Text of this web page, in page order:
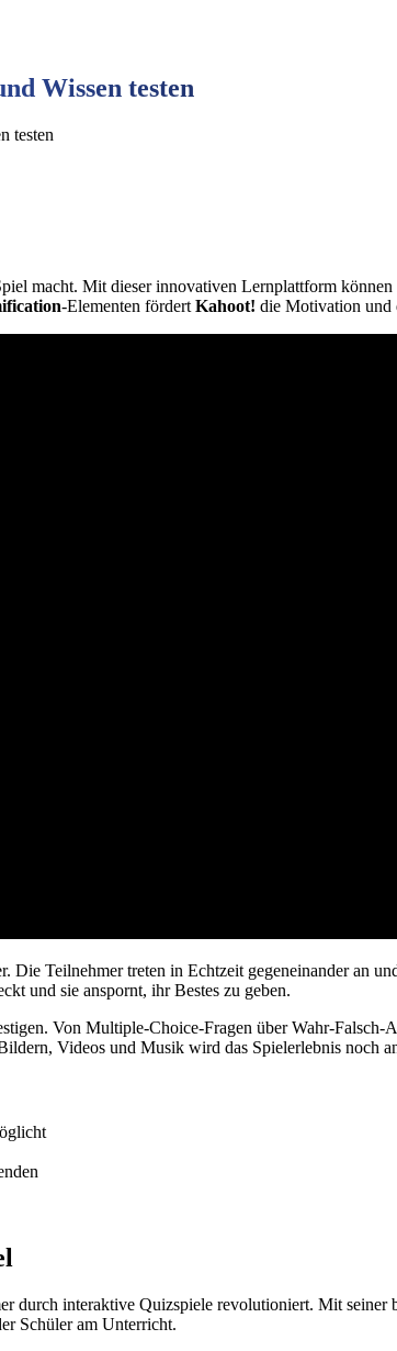
Wissen testen
testen
macht. Mit dieser innovativen Lernplattform
-Elementen fördert Kahoot! die Motivation und
Die Teilnehmer treten in Echtzeit gegeneinander an
und sie anspornt, ihr Bestes zu geben.
Von Multiple-Choice-Fragen über Wahr-
Videos und Musik wird das Spielerlebnis noch
interaktive Quizspiele revolutioniert. Mit seiner
Schüler am Unterricht.